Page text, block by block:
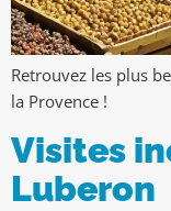
Retrouvez les plus
la Provence !
Visites
Luberon